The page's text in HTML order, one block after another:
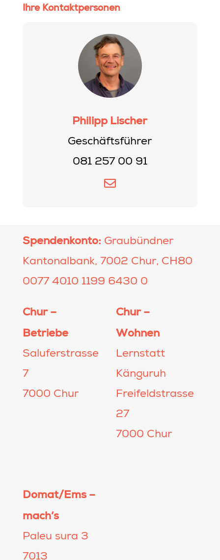
Ihre Kontaktpersonen
Philipp Lischer
Geschäftsführer
081 257 00 91
Spendenkonto: Graubündner
Kantonalbank, 7002 Chur, CH80
0077 4010 1199 6430 0
Chur –
Betriebe
Saluferstrasse
7
7000 Chur
Chur –
Wohnen
Lernstatt
Känguruh
Freifeldstrasse
27
7000 Chur
Domat/Ems –
mach’s
Paleu sura 3
7013